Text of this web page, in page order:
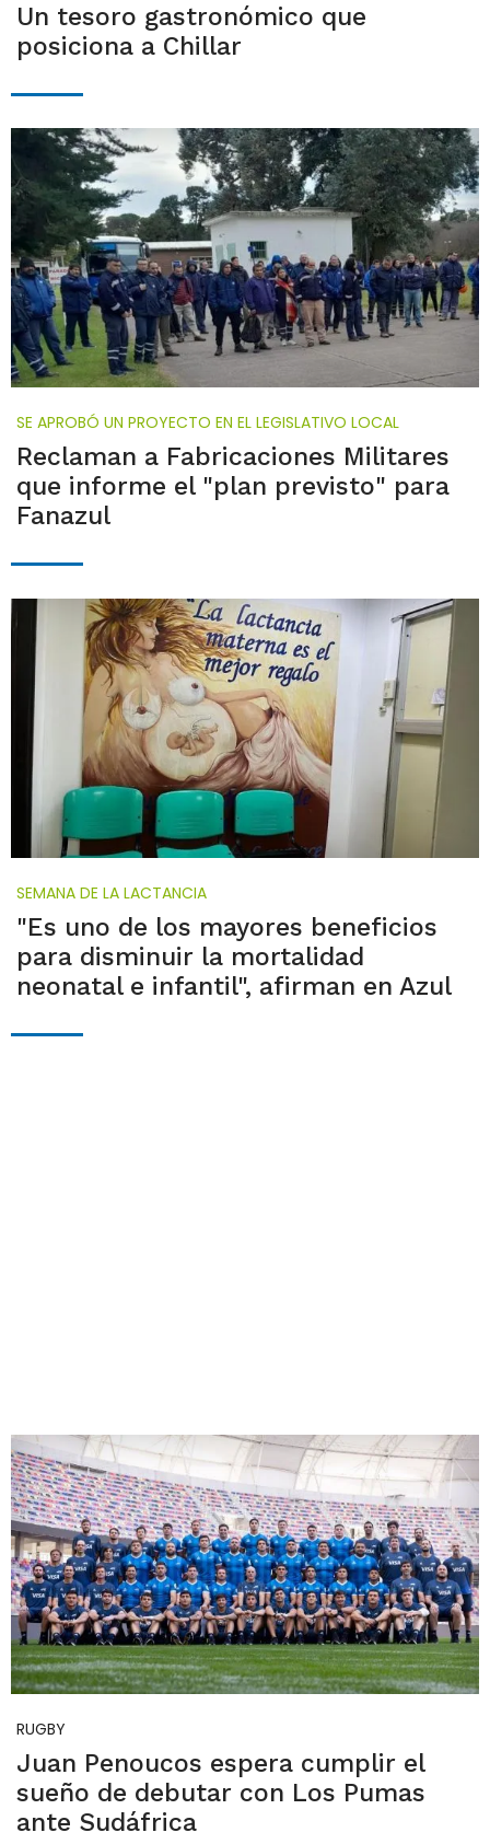
Un tesoro gastronómico que
posiciona a Chillar
SE APROBÓ UN PROYECTO EN EL LEGISLATIVO LOCAL
Reclaman a Fabricaciones Militares
que informe el "plan previsto" para
Fanazul
SEMANA DE LA LACTANCIA
"Es uno de los mayores beneficios
para disminuir la mortalidad
neonatal e infantil", afirman en Azul
RUGBY
Juan Penoucos espera cumplir el
sueño de debutar con Los Pumas
ante Sudáfrica